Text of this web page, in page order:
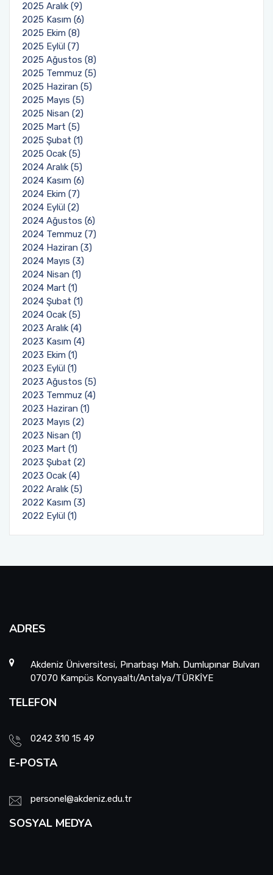
2025 Aralık (9)
2025 Kasım (6)
2025 Ekim (8)
2025 Eylül (7)
2025 Ağustos (8)
2025 Temmuz (5)
2025 Haziran (5)
2025 Mayıs (5)
2025 Nisan (2)
2025 Mart (5)
2025 Şubat (1)
2025 Ocak (5)
2024 Aralık (5)
2024 Kasım (6)
2024 Ekim (7)
2024 Eylül (2)
2024 Ağustos (6)
2024 Temmuz (7)
2024 Haziran (3)
2024 Mayıs (3)
2024 Nisan (1)
2024 Mart (1)
2024 Şubat (1)
2024 Ocak (5)
2023 Aralık (4)
2023 Kasım (4)
2023 Ekim (1)
2023 Eylül (1)
2023 Ağustos (5)
2023 Temmuz (4)
2023 Haziran (1)
2023 Mayıs (2)
2023 Nisan (1)
2023 Mart (1)
2023 Şubat (2)
2023 Ocak (4)
2022 Aralık (5)
2022 Kasım (3)
2022 Eylül (1)
ADRES
Akdeniz Üniversitesi, Pınarbaşı Mah. Dumlupınar Bulvarı
07070 Kampüs Konyaaltı/Antalya/TÜRKİYE
TELEFON
0242 310 15 49
E-POSTA
personel@akdeniz.edu.tr
SOSYAL MEDYA